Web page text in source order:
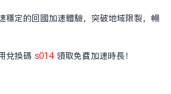
稳定的回国加速体验，突破地域限制，畅
兑换码 s014领取免费加速时长！